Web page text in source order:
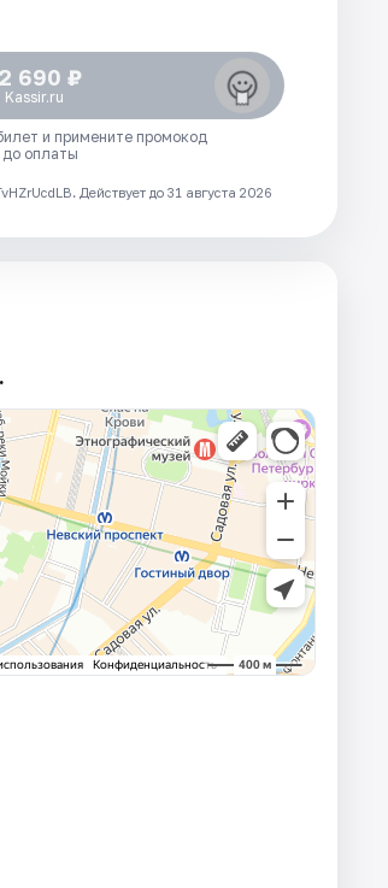
690 ₽
Kassir.ru
и примените промокод
до оплаты
Действует до 31 августа 2026